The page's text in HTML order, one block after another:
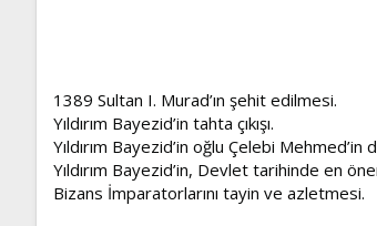
1389 Sultan I. Murad’ın şehit edilmesi.
Yıldırım Bayezid’in tahta çıkışı.
Yıldırım Bayezid’in oğlu Çelebi Mehmed’in
Yıldırım Bayezid’in, Devlet tarihinde en
Bizans İmparatorlarını tayin ve azletmesi.